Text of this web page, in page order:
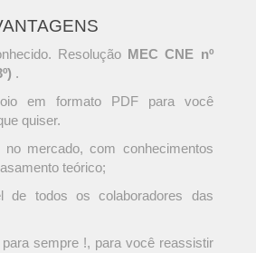
Resolução MEC CNE nº
.
em formato PDF para você
quiser.
no mercado, com conhecimentos
teórico;
de todos os colaboradores das
para sempre !, para você reassistir